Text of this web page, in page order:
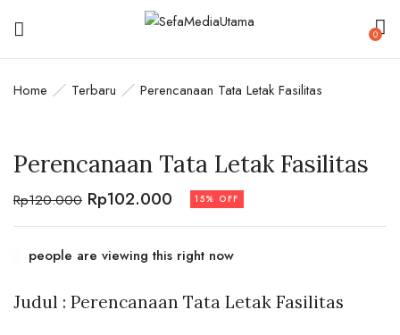
0
Home Terbaru Perencanaan Tata Letak Fasilitas
Perencanaan Tata Letak Fasilitas
Rp120.000 Rp102.000 15% OFF
people are viewing this right now
Judul : Perencanaan Tata Letak Fasilitas
Your email address will not be published.
Required fields are marked